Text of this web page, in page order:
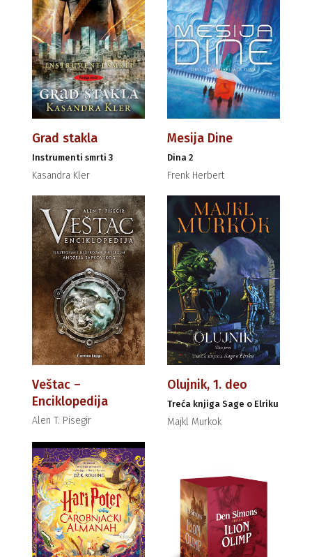
Grad stakla
Instrumenti smrti 3
Kasandra Kler
Mesija Dine
Dina 2
Frenk Herbert
Veštac –
Enciklopedija
Alen T. Pisegir
Olujnik, 1. deo
Treća knjiga Sage o Elriku
Majkl Murkok